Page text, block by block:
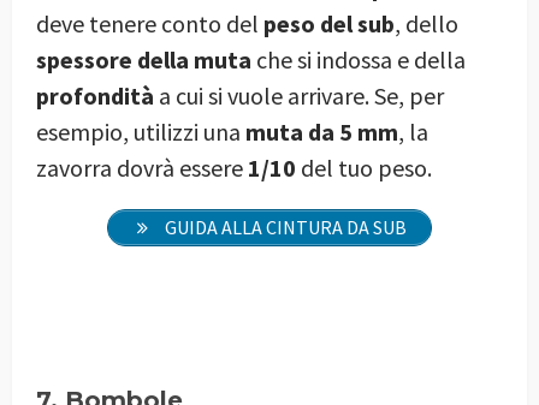
deve tenere conto del peso del sub, dello
spessore della muta che si indossa e della
profondità a cui si vuole arrivare. Se, per
esempio, utilizzi una muta da 5 mm, la
zavorra dovrà essere 1/10 del tuo peso.
GUIDA ALLA CINTURA DA SUB